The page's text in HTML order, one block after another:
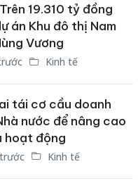
19.310 tỷ đồng
án Khu đô thị Nam
Vương
Kinh tế
tái cơ cầu doanh
nước để nâng cao
hoạt động
Kinh tế